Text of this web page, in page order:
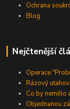
Ochrana
Blog
Nejčtenější
Operace
Rázový
Co by nemělo
Objednanou